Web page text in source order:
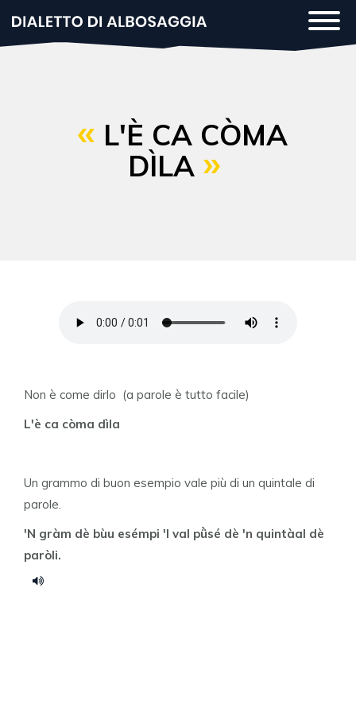
L'È CA CÒMA
DÌLA
Non è come dirlo (a parole è tutto facile)
L'è ca còma dìla
Un grammo di buon esempio vale più di un quintale di
parole.
'N gràm dè bùu esémpi 'l val pǜsé dè 'n quintàal dè
paròli.